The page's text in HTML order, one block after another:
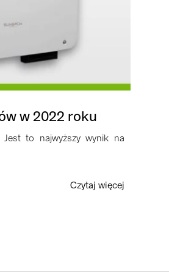
w 2022 roku
to najwyższy wynik na
Czytaj więcej